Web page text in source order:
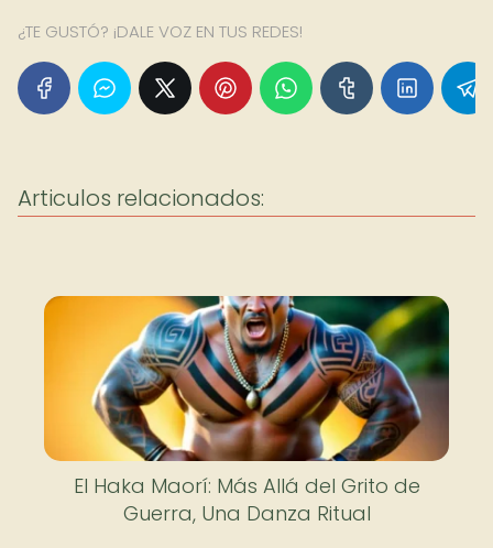
¿TE GUSTÓ? ¡DALE VOZ EN TUS REDES!
Articulos relacionados:
El Haka Maorí: Más Allá del Grito de
Guerra, Una Danza Ritual